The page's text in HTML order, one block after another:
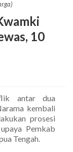
10
antar dua
kembali
prosesi
Pemkab
Tengah.